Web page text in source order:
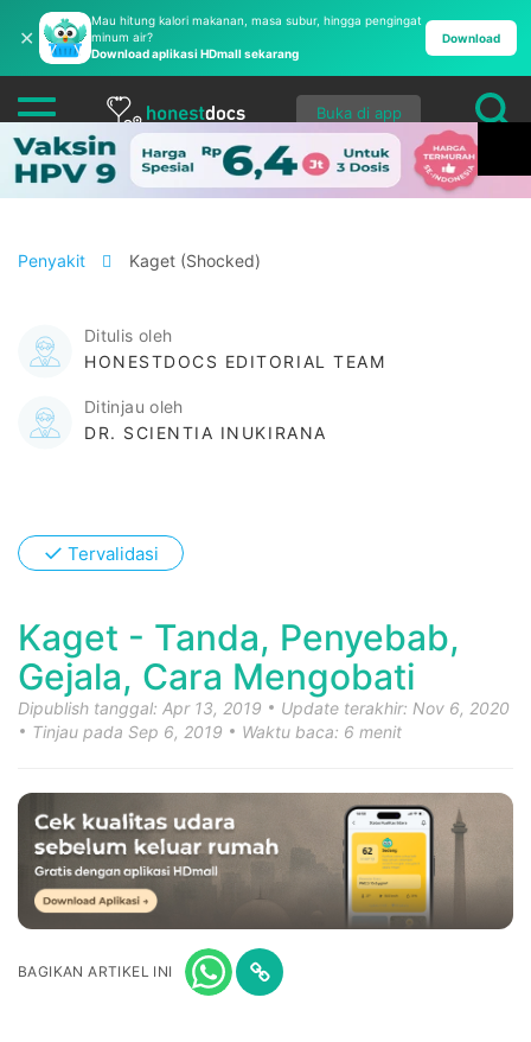
✕
Mau hitung kalori makanan, masa subur, hingga pengingat
minum air?
Download aplikasi HDmall sekarang
Download
Buka di app
Penyakit Kaget (Shocked)
Ditulis oleh
HONESTDOCS EDITORIAL TEAM
Ditinjau oleh
DR. SCIENTIA INUKIRANA
✓ Tervalidasi
Kaget - Tanda, Penyebab,
Gejala, Cara Mengobati
Dipublish tanggal: Apr 13, 2019
Update terakhir: Nov 6, 2020
Tinjau pada Sep 6, 2019
Waktu baca: 6 menit
BAGIKAN ARTIKEL INI